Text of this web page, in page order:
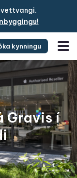
kynningu
Gravis í